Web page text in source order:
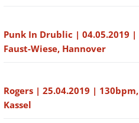
Punk In Drublic | 04.05.2019 |
Faust-Wiese, Hannover
Rogers | 25.04.2019 | 130bpm,
Kassel